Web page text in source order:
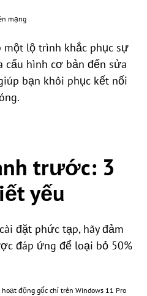
mạng
một lộ trình khắc phục sự
hình cơ bản đến sửa
bạn khôi phục kết nối
trước: 3
yếu
đặt phức tạp, hãy đảm
đáp ứng để loại bỏ 50%
hoạt động gốc chỉ trên Windows 11 Pro